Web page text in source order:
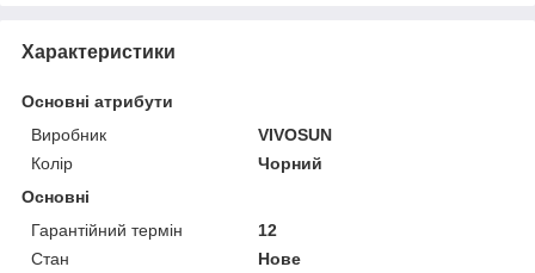
Характеристики
Основні атрибути
Виробник
VIVOSUN
Колір
Чорний
Основні
Гарантійний термін
12
Стан
Нове